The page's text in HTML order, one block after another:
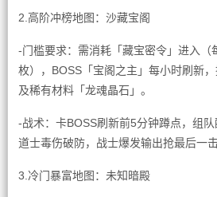
2.高阶冲榜地图：沙藏宝阁
-门槛要求：需消耗「藏宝密令」进入（
枚），BOSS「宝阁之主」每小时刷新，
及稀有材料「龙魂晶石」。
-战术：卡BOSS刷新前5分钟蹲点，组
道士毒伤破防，战士爆发输出抢最后一击
3.冷门暴富地图：未知暗殿